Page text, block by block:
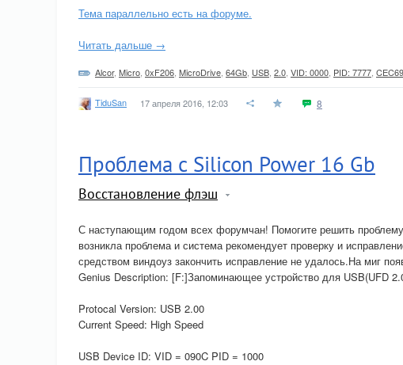
Тема параллельно есть на форуме.
Читать дальше →
Alcor, Micro 0xF206 MicroDrive 64Gb USB 2.0 VID: 0000 PID: 7777
TiduSan 17 апреля 2016, 12:03 8
Проблема с Silicon Power 16 Gb
Восстановление флэш
С наступающим годом всех форумчан! Помогите решить
возникла проблема и система рекомендует проверку и
средством виндоуз закончить исправление не удалось.На миг
Genius Description: [F:]Запоминающее устройство для USB(UFD
Protocal Version: USB 2.00
Current Speed: High Speed
USB Device ID: VID = 090C PID = 1000